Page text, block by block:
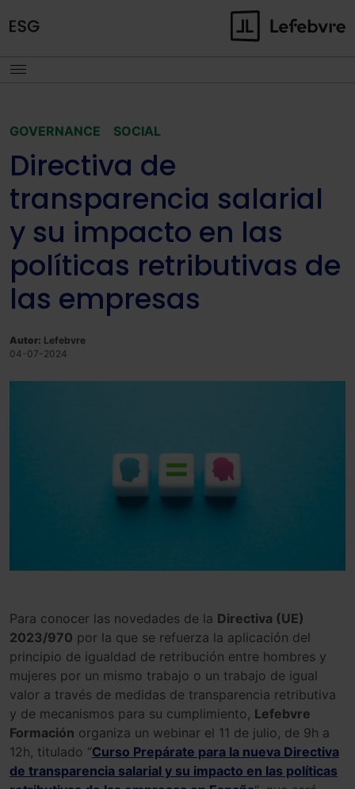
GOVERNANCE SOCIAL
Directiva de
transparencia salarial
y su impacto en las
políticas retributivas de
las empresas
Autor: Lefebvre
04-07-2024
Para conocer las novedades de la Directiva (UE)
2023/970 por la que se refuerza la aplicación del
principio de igualdad de retribución entre hombres y
mujeres por un mismo trabajo o un trabajo de igual
valor a través de medidas de transparencia retributiva
y de mecanismos para su cumplimiento, Lefebvre
Formación organiza un webinar el 11 de julio, de 9h a
12h, titulado “Curso Prepárate para la nueva Directiva
de transparencia salarial y su impacto en las políticas